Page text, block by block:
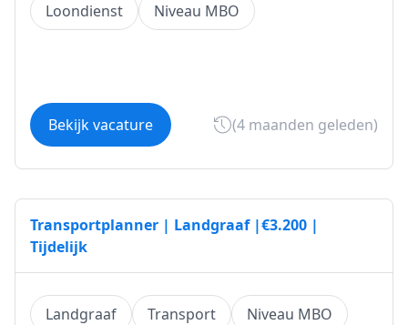
Loondienst
Niveau MBO
Bekijk vacature (4 maanden geleden)
Transportplanner | Landgraaf |€3.200 |
Tijdelijk
Landgraaf Transport Niveau MBO